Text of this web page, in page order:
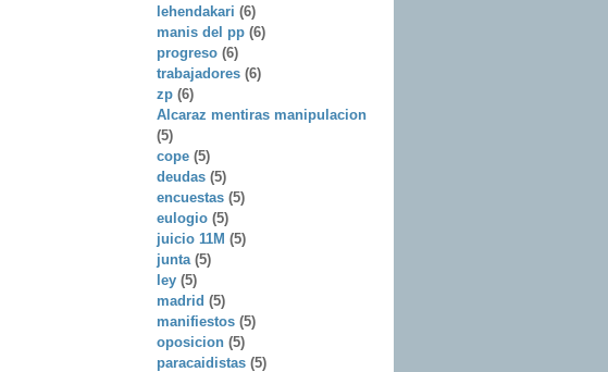
lehendakari (6)
manis del pp (6)
progreso (6)
trabajadores (6)
zp (6)
Alcaraz mentiras manipulacion
(5)
cope (5)
deudas (5)
encuestas (5)
eulogio (5)
juicio 11M (5)
junta (5)
ley (5)
madrid (5)
manifiestos (5)
oposicion (5)
paracaidistas (5)